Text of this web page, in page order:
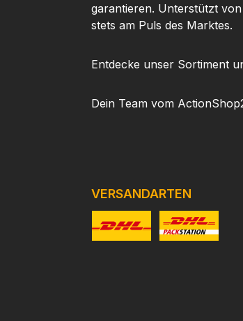
garantieren. Unterstützt
stets am Puls des Marktes.
Entdecke unser Sortiment
Dein Team vom
VERSANDARTEN